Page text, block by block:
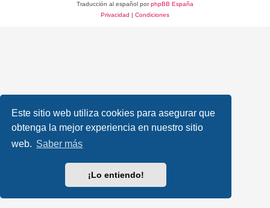
Este sitio web utiliza cookies para asegurar que
obtenga la mejor experiencia en nuestro sitio
web. Saber más
¡Lo entiendo!
Traducción al español porphpBB España
Privacidad | Condiciones